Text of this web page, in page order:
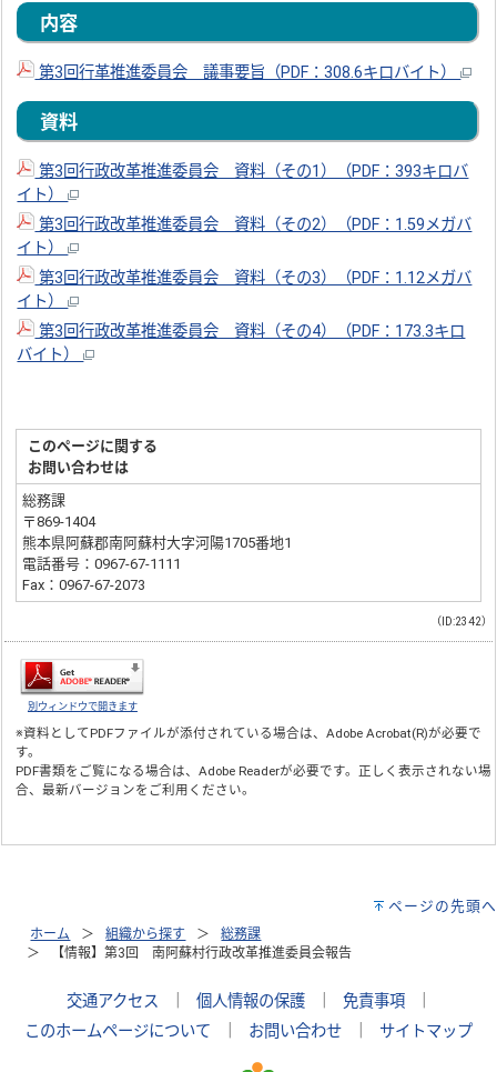
内容
第3回行革推進委員会 議事要旨（PDF：308.6キロバイト）
資料
第3回行政改革推進委員会 資料（その1）（PDF：393キロバ
イト）
第3回行政改革推進委員会 資料（その2）（PDF：1.59メガバ
イト）
第3回行政改革推進委員会 資料（その3）（PDF：1.12メガバ
イト）
第3回行政改革推進委員会 資料（その4）（PDF：173.3キロ
バイト）
このページに関する
お問い合わせは
総務課
〒869-1404
熊本県阿蘇郡南阿蘇村大字河陽1705番地1
電話番号：0967-67-1111
Fax：0967-67-2073
（ID:2342）
別ウィンドウで開きます
※資料としてPDFファイルが添付されている場合は、Adobe Acrobat(R)が必要で
す。
PDF書類をご覧になる場合は、Adobe Readerが必要です。正しく表示されない場
合、最新バージョンをご利用ください。
ページの先頭へ
ホーム 組織から探す
総務課
【情報】第3回 南阿蘇村行政改革推進委員会報告
交通アクセス 個人情報の保護 免責事項
このホームページについて
お問い合わせ サイトマップ